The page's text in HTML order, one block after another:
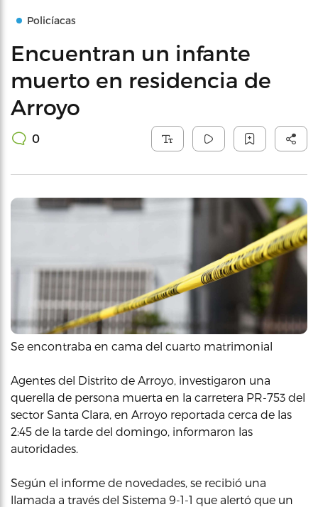
Policíacas
Encuentran un infante
muerto en residencia de
Arroyo
0
Se encontraba en cama del cuarto matrimonial
Agentes del Distrito de Arroyo, investigaron una
querella de persona muerta en la carretera PR-753 del
sector Santa Clara, en Arroyo reportada cerca de las
2:45 de la tarde del domingo, informaron las
autoridades.
Según el informe de novedades, se recibió una
llamada a través del Sistema 9-1-1 que alertó que un